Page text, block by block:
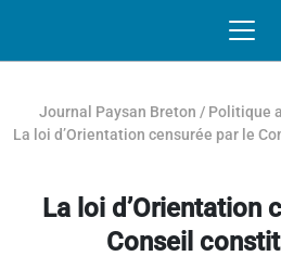
Journal Paysan Breton / Politique
La loi d’Orientation censurée par le
La loi d’Orientation
Conseil